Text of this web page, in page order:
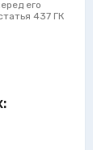
его
437 ГК